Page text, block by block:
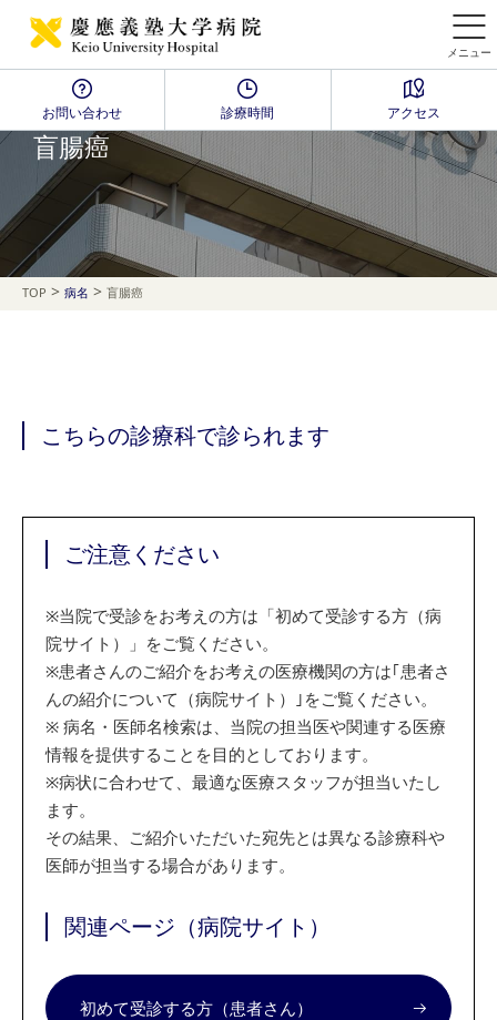
メニュー
お問い合わせ 診療時間 アクセス
Disease Name Search
盲腸癌
TOP > 病名 > 盲腸癌
こちらの診療科で診られます
ご注意ください
※当院で受診をお考えの方は「初めて受診する方（病
院サイト）」をご覧ください。
※患者さんのご紹介をお考えの医療機関の方は｢患者さ
んの紹介について（病院サイト）｣をご覧ください。
※ 病名・医師名検索は、当院の担当医や関連する医療
情報を提供することを目的としております。
※病状に合わせて、最適な医療スタッフが担当いたし
ます。
その結果、ご紹介いただいた宛先とは異なる診療科や
医師が担当する場合があります。
関連ページ（病院サイト）
初めて受診する方（患者さん）